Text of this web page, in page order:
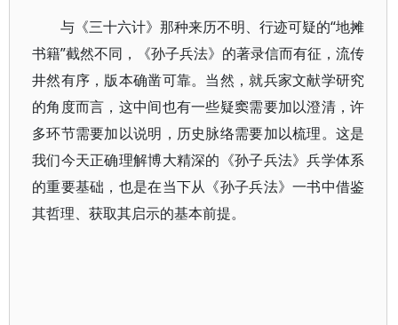
与《三十六计》那种来历不明、行迹可疑的“地摊
书籍”截然不同，《孙子兵法》的著录信而有征，流传
井然有序，版本确凿可靠。当然，就兵家文献学研究
的角度而言，这中间也有一些疑窦需要加以澄清，许
多环节需要加以说明，历史脉络需要加以梳理。这是
我们今天正确理解博大精深的《孙子兵法》兵学体系
的重要基础，也是在当下从《孙子兵法》一书中借鉴
其哲理、获取其启示的基本前提。